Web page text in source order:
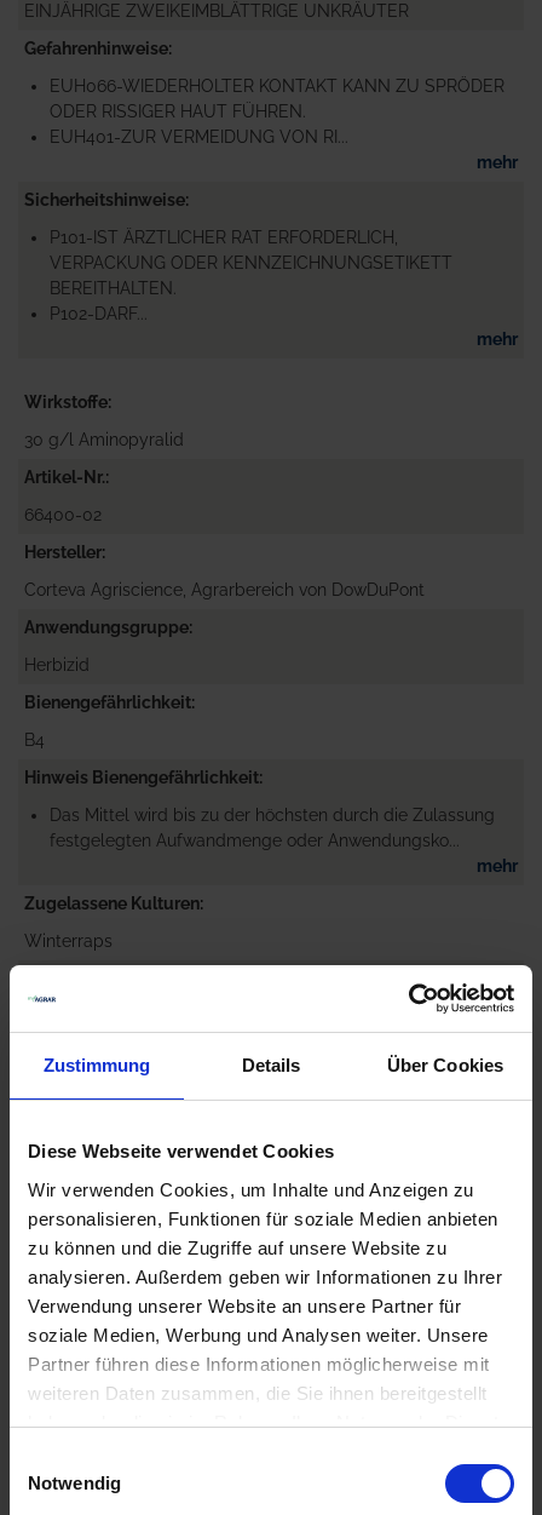
Zustimmung Details Über Cookies
Diese Webseite verwendet Cookies
Wir verwenden Cookies, um Inhalte und Anzeigen zu
personalisieren, Funktionen für soziale Medien anbieten
zu können und die Zugriffe auf unsere Website zu
analysieren. Außerdem geben wir Informationen zu Ihrer
Verwendung unserer Website an unsere Partner für
soziale Medien, Werbung und Analysen weiter. Unsere
Partner führen diese Informationen möglicherweise mit
weiteren Daten zusammen, die Sie ihnen bereitgestellt
haben oder die sie im Rahmen Ihrer Nutzung der Dienste
Notwendig
EINJÄHRIGE ZWEIKEIMBLÄTTRIGE UNKRÄUTER
Gefahrenhinweise
EUH066-WIEDERHOLTER KONTAKT KANN ZU SPRÖDER
ODER RISSIGER HAUT FÜHREN.
EUH401-ZUR VERMEIDUNG VON RI...
mehr
Sicherheitshinweise
P101-IST ÄRZTLICHER RAT ERFORDERLICH,
VERPACKUNG ODER KENNZEICHNUNGSETIKETT
BEREITHALTEN.
P102-DARF...
mehr
Wirkstoffe
30 g/l Aminopyralid
Artikel-Nr.
66400-02
Hersteller
Corteva Agriscience, Agrarbereich von DowDuPont
Anwendungsgruppe
Herbizid
Bienengefährlichkeit
B4
Hinweis Bienengefährlichkeit
Das Mittel wird bis zu der höchsten durch die Zulassung
festgelegten Aufwandmenge oder Anwendungsko...
mehr
Zugelassene Kulturen
Winterraps
Zulassungsende
Zugelassen
Signalwort
ACHTUNG
Piktogrammcode
GHS09
Anwendungsbestimmungen
NB6641-DAS MITTEL WIRD BIS ZU DER HÖCHSTEN
DURCH DIE ZULASSUNG FESTGELEGTEN